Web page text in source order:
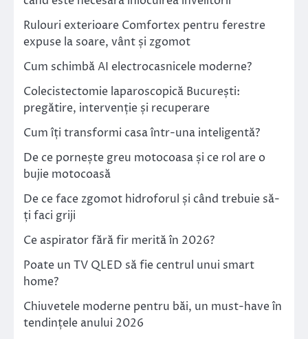
Rulouri exterioare Comfortex pentru ferestre
expuse la soare, vânt și zgomot
Cum schimbă AI electrocasnicele moderne?
Colecistectomie laparoscopică București:
pregătire, intervenție și recuperare
Cum îți transformi casa într-una inteligentă?
De ce pornește greu motocoasa și ce rol are o
bujie motocoasă
De ce face zgomot hidroforul și când trebuie să-
ți faci griji
Ce aspirator fără fir merită în 2026?
Poate un TV QLED să fie centrul unui smart
home?
Chiuvetele moderne pentru băi, un must-have în
tendințele anului 2026